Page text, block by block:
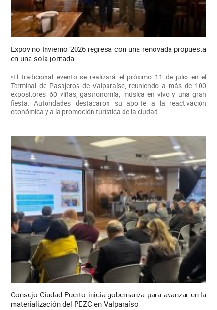
Expovino Invierno 2026 regresa con una renovada propuesta
en una sola jornada
•El tradicional evento se realizará el próximo 11 de julio en el
Terminal de Pasajeros de Valparaíso, reuniendo a más de 100
expositores, 60 viñas, gastronomía, música en vivo y una gran
fiesta. Autoridades destacaron su aporte a la reactivación
económica y a la promoción turística de la ciudad.
Consejo Ciudad Puerto inicia gobernanza para avanzar en la
materialización del PEZC en Valparaíso